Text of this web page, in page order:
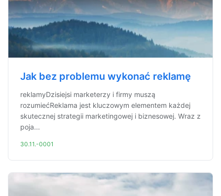
Jak bez problemu wykonać reklamę
reklamyDzisiejsi marketerzy i firmy muszą
rozumiećReklama jest kluczowym elementem każdej
skutecznej strategii marketingowej i biznesowej. Wraz z
poja...
30.11.-0001